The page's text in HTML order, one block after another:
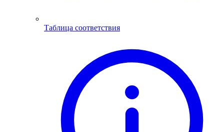
Таблица соответствия